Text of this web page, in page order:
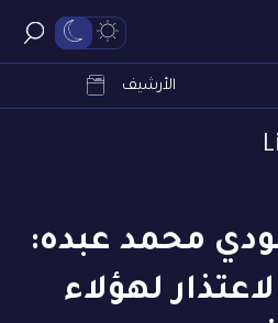
الأرشيف
محمد عبده:
لهؤلاء